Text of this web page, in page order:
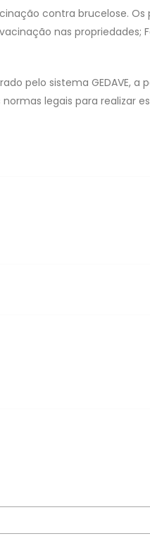
contra brucelose. Os
nas propriedades;
pelo sistema GEDAVE,
legais para realizar